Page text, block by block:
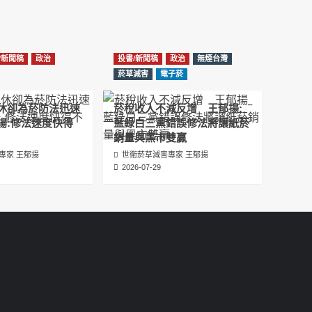
邊緣化科學：WHO對菸草減害策略的背離 ft.世
衛組織前副總幹事Derek Yach
電子菸倡議聖經 衛福部隱匿的菸草減害歷史
（Google NotebookLM 中文PODCAST）
聞稿
政治
卻為菸防法迅速
修法速度快得
家 王郁揚
投書/新聞稿 政治
無煙台灣
菸草減害
電子菸
菸稅收入不減反增 王郁揚:
藍綠白三黨錯誤修法將讓紙菸
銷量與黑市雙贏
世衛菸草減害專家 王郁揚
2026-07-29